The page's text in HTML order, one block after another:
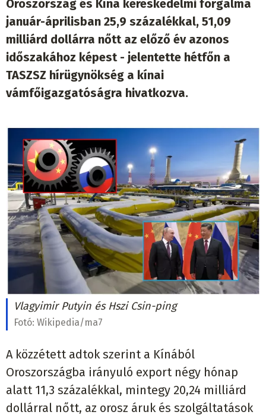
Oroszország és Kína kereskedelmi forgalma
január-áprilisban 25,9 százalékkal, 51,09
milliárd dollárra nőtt az előző év azonos
időszakához képest - jelentette hétfőn a
TASZSZ hírügynökség a kínai
vámfőigazgatóságra hivatkozva.
Vlagyimir Putyin és Hszi Csin-ping
Fotó: Wikipedia/ma7
A közzétett adtok szerint a Kínából
Oroszországba irányuló export négy hónap
alatt 11,3 százalékkal, mintegy 20,24 milliárd
dollárral nőtt, az orosz áruk és szolgáltatások